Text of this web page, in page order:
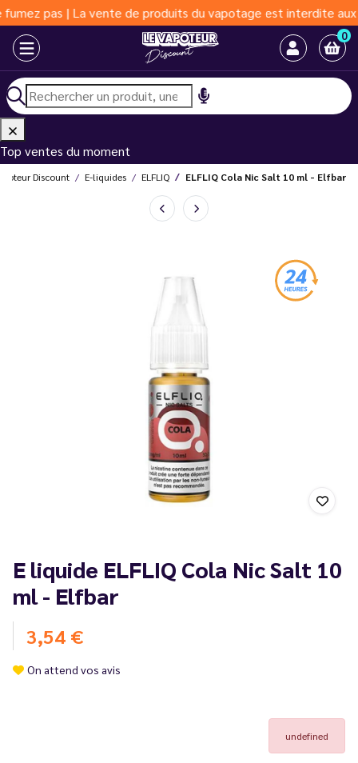
| La vente de produits du vapotage est interdite aux
0
Top ventes du moment
Discount E-liquides ELFLIQ ELFLIQ Cola Nic Salt 10 ml - Elfbar
E liquide ELFLIQ Cola Nic Salt 10
ml - Elfbar
3,54 €
On attend vos avis
undefined